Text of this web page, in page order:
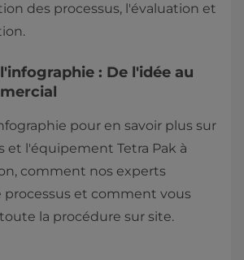
des processus, l'évaluation et
: ​​​​​​​​​​​​​​​​​​​De l'idée au
pour en savoir plus sur
et l'équipement Tetra Pak à
comment nos experts
et comment vous
la procédure sur site.​​